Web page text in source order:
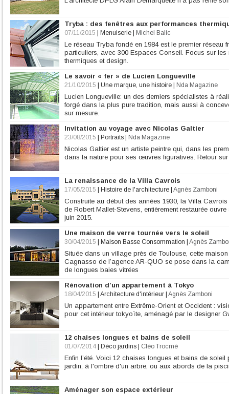
Tryba : des fenêtres aux performances
07/11/2015 Menuiserie Michel Balic
Le réseau Tryba fondé en 1984 est le premier réseau
particuliers, avec 300 Espaces Conseil. Focus sur
thermiques et design.
Le savoir « fer » de Lucien Longueville
21/10/2015 Une marque, une histoire Nda Magazine
Lucien Longueville: un des derniers spécialistes à
forgé dans la plus pure tradition, mais aussi à
sur mesure.
Invitation au voyage avec Nicolas Galtier
23/08/2015 Portraits Nda Magazine
Nicolas Galtier est un artiste peintre qui, dans les
dans la nature pour ses œuvres figuratives. Retour
La renaissance de la Villa Cavrois
17/05/2015 Histoire de l'architecture Agnès Zamboni
Construite au début des années 1930, la Villa
de Robert Mallet-Stevens, entièrement restaurée
juin 2015.
Une maison de verre tournée vers le soleil
30/04/2015 Maison Basse Consommation Agnès
Située dans un village près de Toulouse, cette
Cagnasso de l’agence AR-QUO se pose dans la
de longues baies vitrées
Rénovation d’un appartement à Tokyo
18/04/2015 Architecture d'intérieur Agnès Zamboni
Un appartement entre Extrême-Orient et Occident :
pour cet intérieur tokyoïte, aménagé par le designer
12 chaises longues et bains de soleil
01/07/2014 Déco jardins Cléo Trocmé
Enfin l’été. Voici 12 chaises longues et bains de
jardin, à l'ombre d'un arbre, ou aux abords de la
Aménager son espace extérieur